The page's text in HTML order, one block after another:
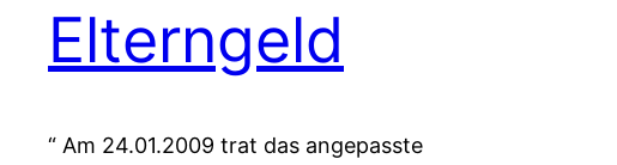
Elterngeld
“ Am 24.01.2009 trat das angepasste